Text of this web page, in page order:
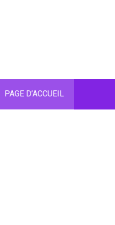
PAGE D’ACCUEIL